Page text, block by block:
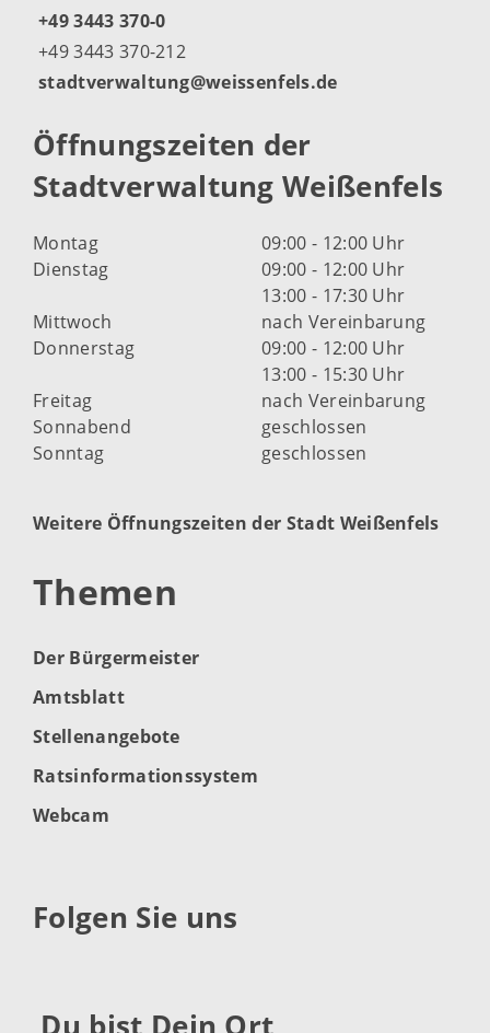
+49 3443 370-0
+49 3443 370-212
stadtverwaltung@weissenfels.de
Öffnungszeiten der
Stadtverwaltung Weißenfels
Montag
09:00 - 12:00 Uhr
Dienstag
09:00 - 12:00 Uhr
13:00 - 17:30 Uhr
Mittwoch
nach Vereinbarung
Donnerstag
09:00 - 12:00 Uhr
13:00 - 15:30 Uhr
Freitag
nach Vereinbarung
Sonnabend
geschlossen
Sonntag
geschlossen
Weitere Öffnungszeiten der Stadt Weißenfels
Themen
Der Bürgermeister
Amtsblatt
Stellenangebote
Ratsinformationssystem
Webcam
Folgen Sie uns